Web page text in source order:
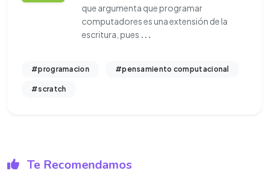
que argumenta que programar
computadores es una extensión de la
escritura, pues ...
#programacion #pensamiento computacional
#scratch
Te Recomendamos